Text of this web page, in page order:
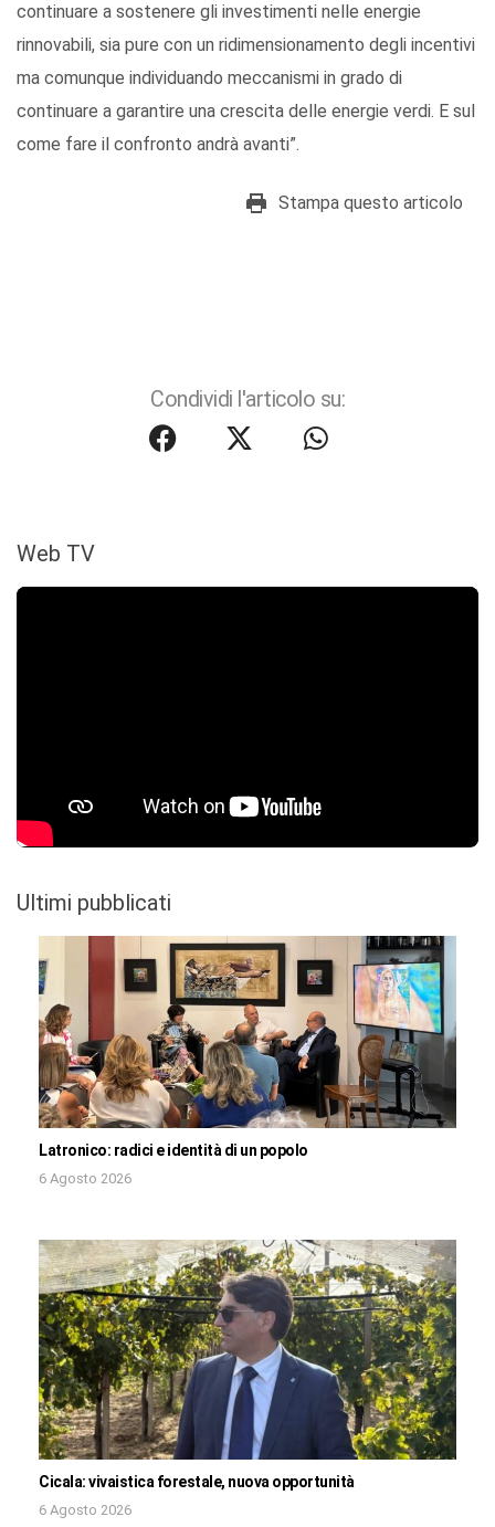
continuare a sostenere gli investimenti nelle energie
rinnovabili, sia pure con un ridimensionamento degli incentivi
ma comunque individuando meccanismi in grado di
continuare a garantire una crescita delle energie verdi. E sul
come fare il confronto andrà avanti”.
Stampa questo articolo
Condividi l'articolo su:
Web TV
Ultimi pubblicati
Latronico: radici e identità di un popolo
6 Agosto 2026
Cicala: vivaistica forestale, nuova opportunità
6 Agosto 2026